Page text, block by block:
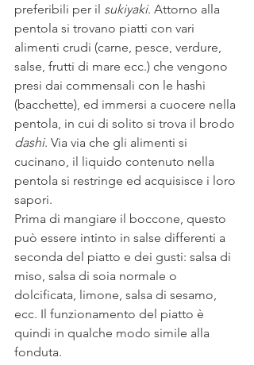
preferibili per il sukiyaki. Attorno alla
pentola si trovano piatti con vari
alimenti crudi (carne, pesce, verdure,
salse, frutti di mare ecc.) che vengono
presi dai commensali con le hashi
(bacchette), ed immersi a cuocere nella
pentola, in cui di solito si trova il brodo
dashi. Via via che gli alimenti si
cucinano, il liquido contenuto nella
pentola si restringe ed acquisisce i loro
sapori.
Prima di mangiare il boccone, questo
può essere intinto in salse differenti a
seconda del piatto e dei gusti: salsa di
miso, salsa di soia normale o
dolcificata, limone, salsa di sesamo,
ecc. Il funzionamento del piatto è
quindi in qualche modo simile alla
fonduta.